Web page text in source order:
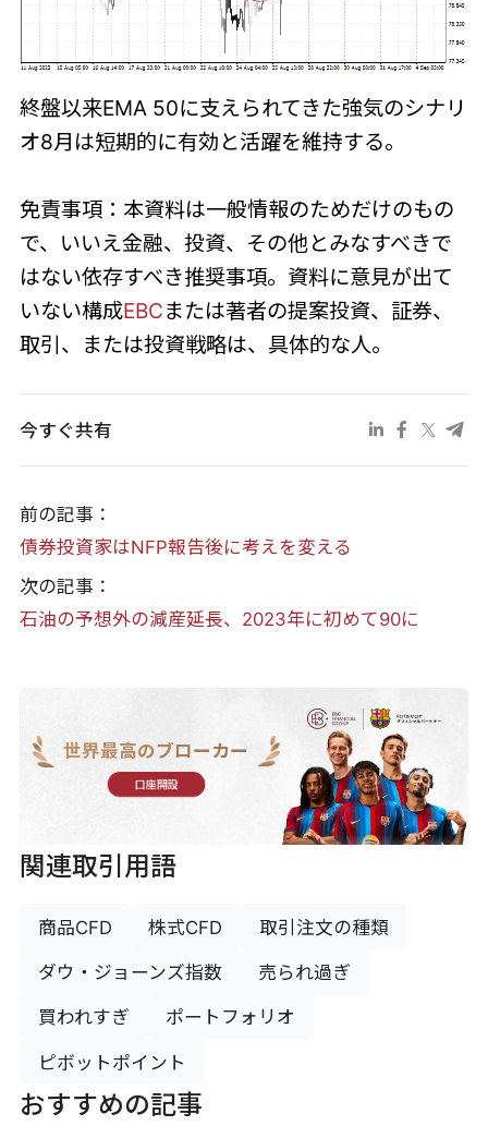
終盤以来EMA 50に支えられてきた強気のシナリ
オ8月は短期的に有効と活躍を維持する。
免責事項：本資料は一般情報のためだけのもの
で、いいえ金融、投資、その他とみなすべきで
はない依存すべき推奨事項。資料に意見が出て
いない構成EBCまたは著者の提案投資、証券、
取引、または投資戦略は、具体的な人。
今すぐ共有
前の記事：
​債券投資家はNFP報告後に考えを変える
次の記事：
​石油の予想外の減産延長、2023年に初めて90に
世界最高のブローカー
口座開設
関連取引用語
商品CFD 株式CFD 取引注文の種類
ダウ・ジョーンズ指数 売られ過ぎ
買われすぎ ポートフォリオ
ピボットポイント
おすすめの記事